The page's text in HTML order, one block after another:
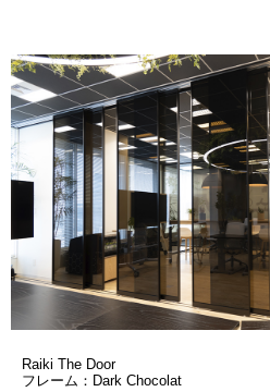
Raiki The Door
フレーム：Dark Chocolat